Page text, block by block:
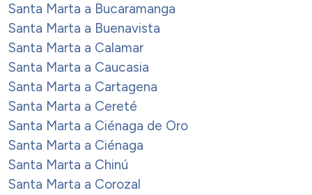
Santa Marta a Bucaramanga
Santa Marta a Buenavista
Santa Marta a Calamar
Santa Marta a Caucasia
Santa Marta a Cartagena
Santa Marta a Cereté
Santa Marta a Ciénaga de Oro
Santa Marta a Ciénaga
Santa Marta a Chinú
Santa Marta a Corozal